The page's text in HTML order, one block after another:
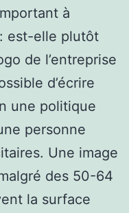
à
est-elle plutôt
de l’entreprise
d’écrire
une politique
personne
Une image
des 50-64
la surface